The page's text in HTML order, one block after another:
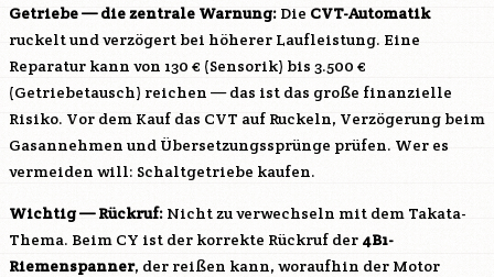
Getriebe — die zentrale Warnung: Die CVT-Automatik
ruckelt und verzögert bei höherer Laufleistung. Eine
Reparatur kann von 130 € (Sensorik) bis 3.500 €
(Getriebetausch) reichen — das ist das große finanzielle
Risiko. Vor dem Kauf das CVT auf Ruckeln, Verzögerung beim
Gasannehmen und Übersetzungssprünge prüfen. Wer es
vermeiden will: Schaltgetriebe kaufen.
Wichtig — Rückruf: Nicht zu verwechseln mit dem Takata-
Thema. Beim CY ist der korrekte Rückruf der 4B1-
Riemenspanner, der reißen kann, woraufhin der Motor